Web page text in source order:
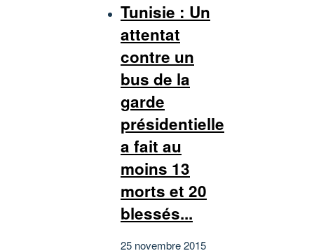
Tunisie : Un
attentat
contre un
bus de la
garde
présidentielle
a fait au
moins 13
morts et 20
blessés...
25 novembre 2015